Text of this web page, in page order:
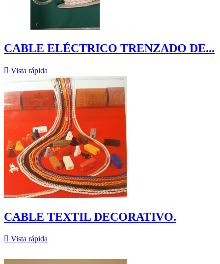
CABLE ELÉCTRICO TRENZADO DE...
 Vista rápida
CABLE TEXTIL DECORATIVO.
 Vista rápida